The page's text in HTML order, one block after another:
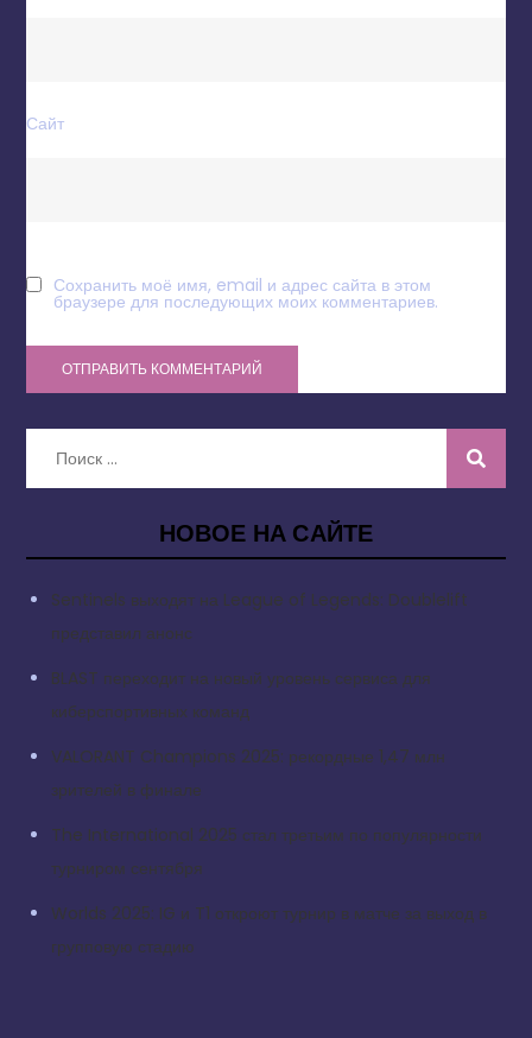
Сайт
Сохранить моё имя, email и адрес сайта в этом
браузере для последующих моих комментариев.
НОВОЕ НА САЙТЕ
Sentinels выходят на League of Legends: Doublelift
представил анонс
BLAST переходит на новый уровень сервиса для
киберспортивных команд
VALORANT Champions 2025: рекордные 1,47 млн
зрителей в финале
The International 2025 стал третьим по популярности
турниром сентября
Worlds 2025: IG и T1 откроют турнир в матче за выход в
групповую стадию